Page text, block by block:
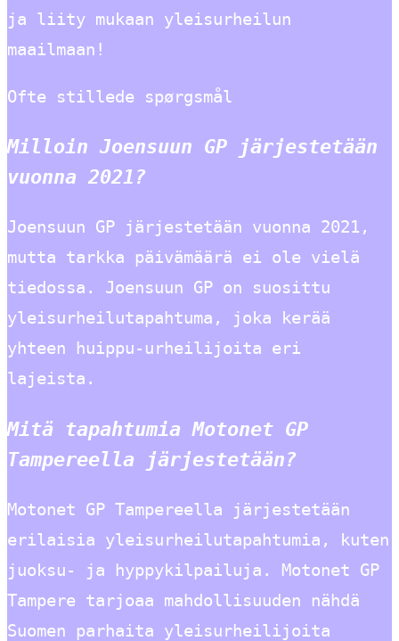
ja liity mukaan yleisurheilun
maailmaan!
Ofte stillede spørgsmål
Milloin Joensuun GP järjestetään
vuonna 2021?
Joensuun GP järjestetään vuonna 2021,
mutta tarkka päivämäärä ei ole vielä
tiedossa. Joensuun GP on suosittu
yleisurheilutapahtuma, joka kerää
yhteen huippu-urheilijoita eri
lajeista.
Mitä tapahtumia Motonet GP
Tampereella järjestetään?
Motonet GP Tampereella järjestetään
erilaisia yleisurheilutapahtumia, kuten
juoksu- ja hyppykilpailuja. Motonet GP
Tampere tarjoaa mahdollisuuden nähdä
Suomen parhaita yleisurheilijoita